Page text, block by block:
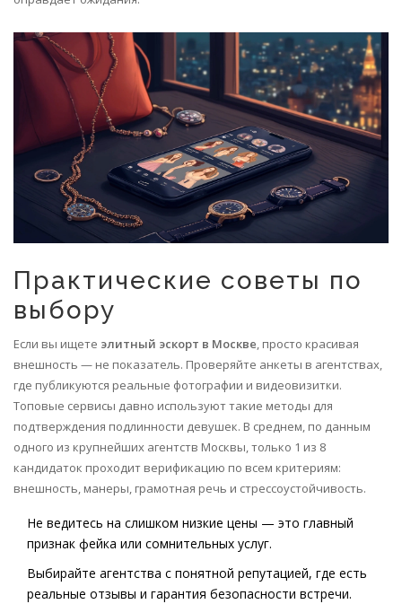
Практические советы по
выбору
Если вы ищете элитный эскорт в Москве, просто красивая
внешность — не показатель. Проверяйте анкеты в агентствах,
где публикуются реальные фотографии и видеовизитки.
Топовые сервисы давно используют такие методы для
подтверждения подлинности девушек. В среднем, по данным
одного из крупнейших агентств Москвы, только 1 из 8
кандидаток проходит верификацию по всем критериям:
внешность, манеры, грамотная речь и стрессоустойчивость.
Не ведитесь на слишком низкие цены — это главный
признак фейка или сомнительных услуг.
Выбирайте агентства с понятной репутацией, где есть
реальные отзывы и гарантия безопасности встречи.